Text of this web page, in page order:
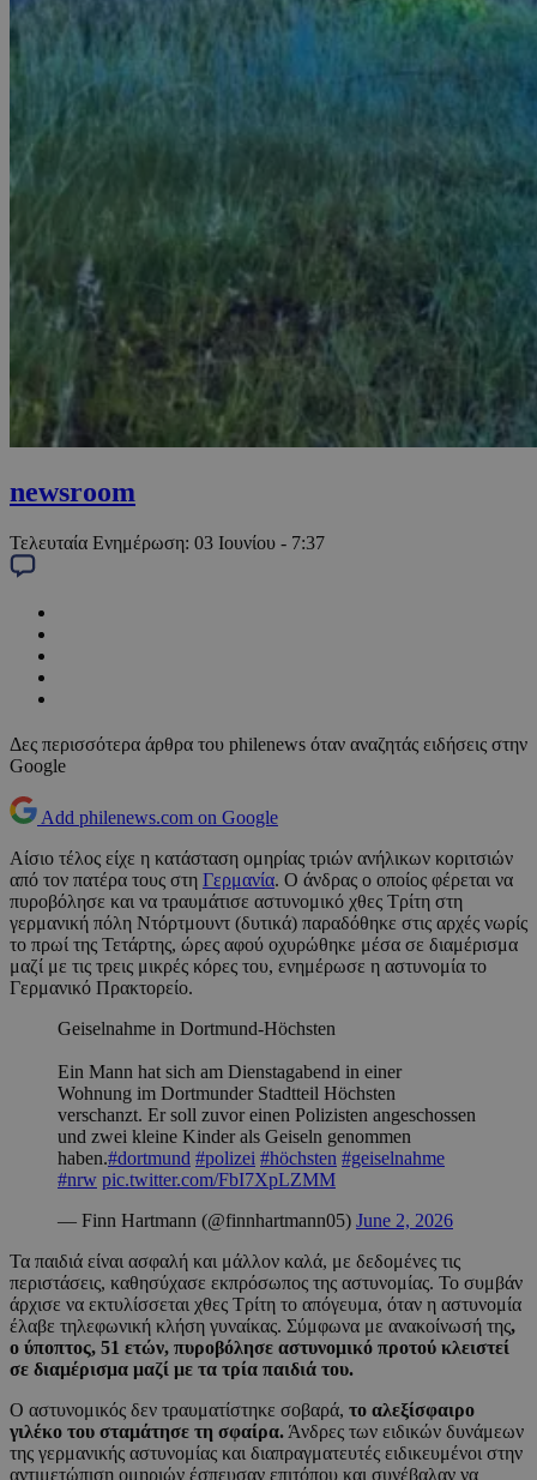
newsroom
Τελευταία Ενημέρωση: 03 Ιουνίου - 7:37
Δες περισσότερα άρθρα του philenews όταν αναζητάς ειδήσεις στην
Google
Add philenews.com on Google
Aίσιο τέλος είχε η κατάσταση ομηρίας τριών ανήλικων κοριτσιών
από τον πατέρα τους στη Γερμανία. Ο άνδρας ο οποίος φέρεται να
πυροβόλησε και να τραυμάτισε αστυνομικό χθες Τρίτη στη
γερμανική πόλη Ντόρτμουντ (δυτικά) παραδόθηκε στις αρχές νωρίς
το πρωί της Τετάρτης, ώρες αφού οχυρώθηκε μέσα σε διαμέρισμα
μαζί με τις τρεις μικρές κόρες του, ενημέρωσε η αστυνομία το
Γερμανικό Πρακτορείο.
Geiselnahme in Dortmund-Höchsten
Ein Mann hat sich am Dienstagabend in einer
Wohnung im Dortmunder Stadtteil Höchsten
verschanzt. Er soll zuvor einen Polizisten angeschossen
und zwei kleine Kinder als Geiseln genommen
haben.#dortmund #polizei #höchsten #geiselnahme
#nrw pic.twitter.com/FbI7XpLZMM
— Finn Hartmann (@finnhartmann05) June 2, 2026
Τα παιδιά είναι ασφαλή και μάλλον καλά, με δεδομένες τις
περιστάσεις, καθησύχασε εκπρόσωπος της αστυνομίας. Το συμβάν
άρχισε να εκτυλίσσεται χθες Τρίτη το απόγευμα, όταν η αστυνομία
έλαβε τηλεφωνική κλήση γυναίκας. Σύμφωνα με ανακοίνωσή της,
ο ύποπτος, 51 ετών, πυροβόλησε αστυνομικό προτού κλειστεί
σε διαμέρισμα μαζί με τα τρία παιδιά του.
Ο αστυνομικός δεν τραυματίστηκε σοβαρά, το αλεξίσφαιρο
γιλέκο του σταμάτησε τη σφαίρα. Άνδρες των ειδικών δυνάμεων
της γερμανικής αστυνομίας και διαπραγματευτές ειδικευμένοι στην
αντιμετώπιση ομηριών έσπευσαν επιτόπου και συνέβαλαν να